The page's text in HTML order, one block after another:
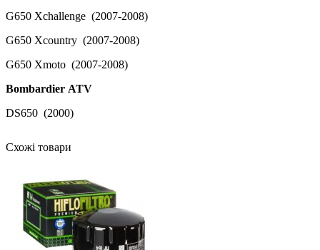
G650 Xchallenge (2007-2008)
G650 Xcountry (2007-2008)
G650 Xmoto (2007-2008)
Bombardier ATV
DS650 (2000)
Схожі товари